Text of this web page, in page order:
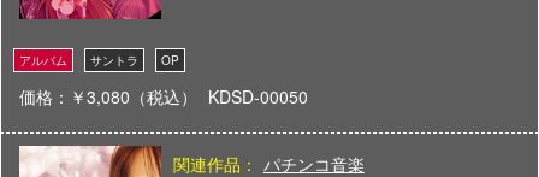
価格：￥3,080（税込） KDSD-00050
関連作品： パチンコ音楽